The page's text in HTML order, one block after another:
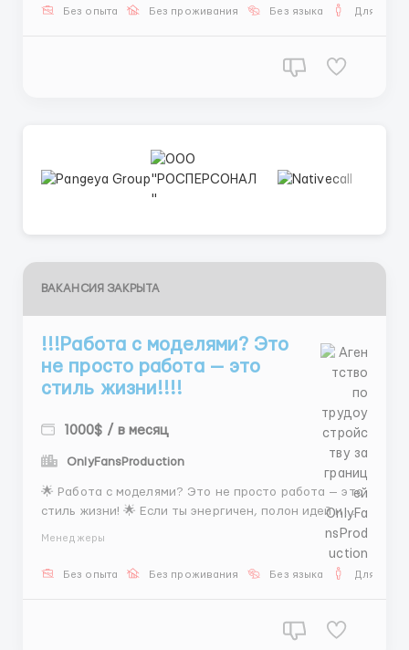
— 600$ • меньше 15 — 400$ 🎁 Бонусы: +50$ за
Без опыта Без проживания Без языка Для
ВАКАНСИЯ ЗАКРЫТА
!!!Работа с моделями? Это
не просто работа — это
стиль жизни!!!!
1000$ / в месяц
OnlyFansProduction
🌟 Работа с моделями? Это не просто работа — это
стиль жизни! 🌟 Если ты энергичен, полон идей и
готов к нестандартным решениям — мы тебя ждем!
подходишь! 🚀 Наши условия: 🌸 Полный рабочий
Менеджеры
Без опыта Без проживания Без языка Для